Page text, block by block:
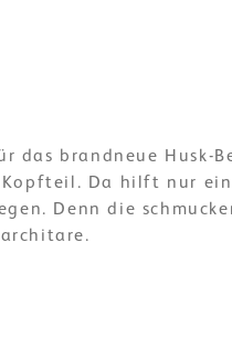
das brandneue Husk-
Da hilft nur
Denn die